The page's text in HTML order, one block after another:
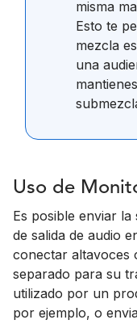
misma
Esto te
mezcla
una
Uso de
Es posible enviar la
de salida de audio
conectar altavoces
separado para su
utilizado por un
por ejemplo, o